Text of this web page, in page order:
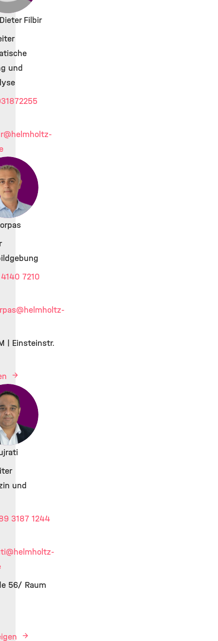
Filbir
und
@helmholtz-
7210
@helmholtz-
| Einsteinstr.
und
3187 1244
@helmholtz-
56/ Raum